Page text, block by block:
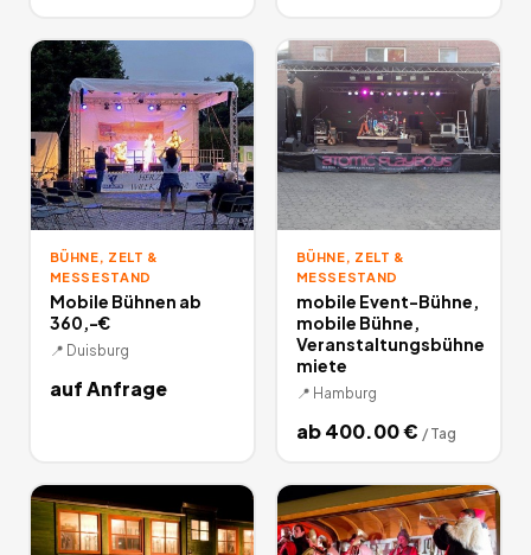
BÜHNE, ZELT &
MESSESTAND
Mobile Bühnen ab
360,-€
📍 Duisburg
auf Anfrage
BÜHNE, ZELT &
MESSESTAND
mobile Event-Bühne,
mobile Bühne,
Veranstaltungsbühne
miete
📍 Hamburg
ab400.00€ / Tag